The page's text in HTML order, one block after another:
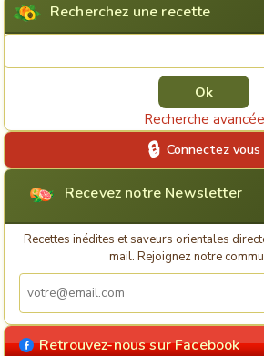
Recherchez une recette
Recherche avancée
Connectez vous
Recevez notre Newsletter
Recettes inédites et saveurs orientales
mail. Rejoignez notre
Retrouvez-nous sur Facebook